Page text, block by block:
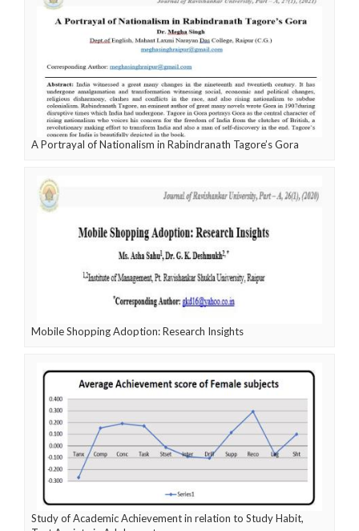
A Portrayal of Nationalism in Rabindranath Tagore’s Gora
Mobile Shopping Adoption: Research Insights
Study of Academic Achievement in relation to Study Habit,